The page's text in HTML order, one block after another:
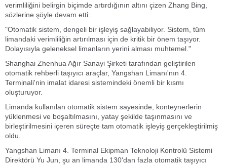
verimliliğini belirgin biçimde artırdığının altını çizen Zhang Bing,
sözlerine şöyle devam etti:
"Otomatik sistem, dengeli bir işleyiş sağlayabiliyor. Sistem, tüm
limandaki verimliliğin artırılması için de kritik bir önem taşıyor.
Dolayısıyla geleneksel limanların yerini alması muhtemel."
Shanghai Zhenhua Ağır Sanayi Şirketi tarafından geliştirilen
otomatik rehberli taşıyıcı araçlar, Yangshan Limanı'nın 4.
Terminali'nin imalat idaresi sistemindeki önemli bir kısmı
oluşturuyor.
Limanda kullanılan otomatik sistem sayesinde, konteynerlerin
yüklenmesi ve boşaltılmasını, yatay şekilde taşınmasını ve
birleştirilmesini içeren süreçte tam otomatik işleyiş gerçekleştirilmiş
oldu.
Yangshan Limanı 4. Terminal Ekipman Teknoloji Kontrolü Sistemi
Direktörü Yu Jun, şu an limanda 130'dan fazla otomatik taşıyıcı